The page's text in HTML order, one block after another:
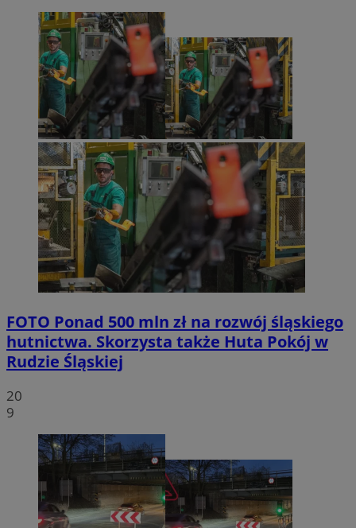
FOTO Ponad 500 mln zł na rozwój śląskiego
hutnictwa. Skorzysta także Huta Pokój w
Rudzie Śląskiej
20
9